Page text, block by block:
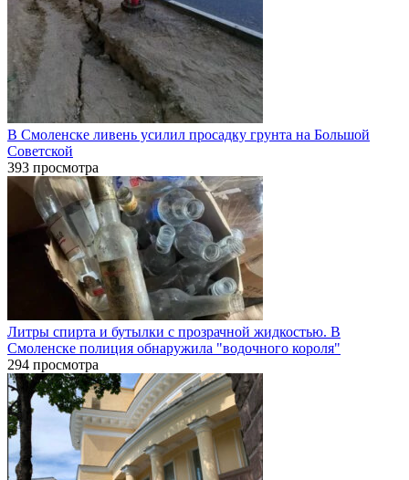
В Смоленске ливень усилил просадку грунта на Большой
Советской
393 просмотра
Литры спирта и бутылки с прозрачной жидкостью. В
Смоленске полиция обнаружила "водочного короля"
294 просмотра